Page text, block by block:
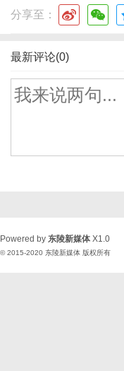
分享至：
最新评论(0)
Powered by 东陵新媒体 X1.0
© 2015-2020 东陵新媒体 版权所有